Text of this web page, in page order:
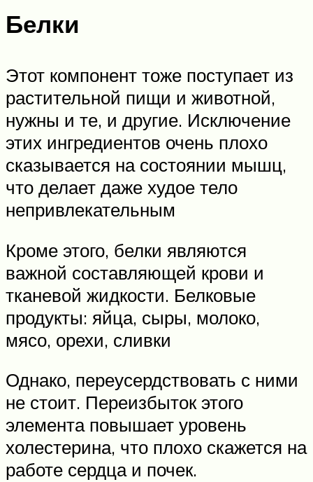
Белки
Этот компонент тоже поступает из
растительной пищи и животной,
нужны и те, и другие. Исключение
этих ингредиентов очень плохо
сказывается на состоянии мышц,
что делает даже худое тело
непривлекательным
Кроме этого, белки являются
важной составляющей крови и
тканевой жидкости. Белковые
продукты: яйца, сыры, молоко,
мясо, орехи, сливки
Однако, переусердствовать с ними
не стоит. Переизбыток этого
элемента повышает уровень
холестерина, что плохо скажется на
работе сердца и почек.